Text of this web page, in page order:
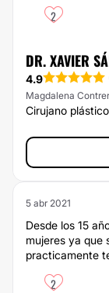
2
DR. XAVIER
4.9
Magdalena
Cirujano
5 abr 2021
Desde los 15
mujeres ya que
practicamente
2